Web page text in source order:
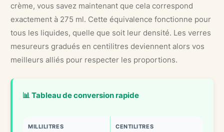
crème, vous savez maintenant que cela correspond
exactement à 275 ml. Cette équivalence fonctionne pour
tous les liquides, quelle que soit leur densité. Les verres
mesureurs gradués en centilitres deviennent alors vos
meilleurs alliés pour respecter les proportions.
📊 Tableau de conversion rapide
MILLILITRES CENTILITRES